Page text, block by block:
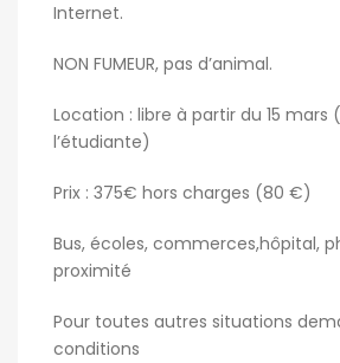
Internet.
NON FUMEUR, pas d’animal.
Location : libre à partir du 15 mars
l’étudiante)
Prix : 375€ hors charges (80 €)
Bus, écoles, commerces,hôpital,
proximité
Pour toutes autres situations
conditions